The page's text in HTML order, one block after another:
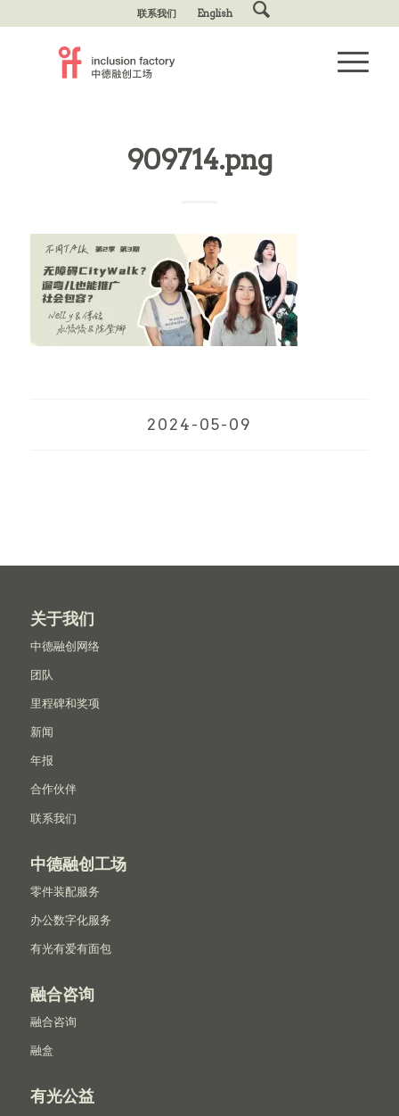
联系我们 English
909714.png
2024-05-09
关于我们
中德融创网络
团队
里程碑和奖项
新闻
年报
合作伙伴
联系我们
中德融创工场
零件装配服务
办公数字化服务
有光有爱有面包
融合咨询
融合咨询
融盒
有光公益